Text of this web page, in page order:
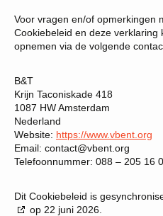
Voor vragen en/of opmerkingen
Cookiebeleid en deze verklaring
opnemen via de volgende
B&T
Krijn Taconiskade 418
1087 HW Amsterdam
Nederland
Website: https://www.vbent.org
Email: contact@vbent.org
Telefoonnummer: 088 – 205 16
Dit Cookiebeleid is
op 22 juni 2026.